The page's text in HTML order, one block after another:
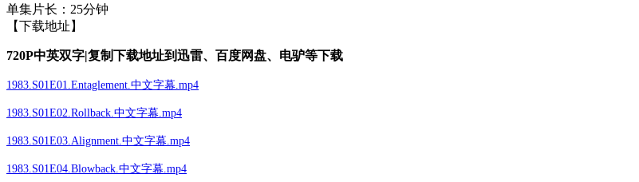
单集片长：25分钟
【下载地址】
720P中英双字|复制下载地址到迅雷、百度网盘、电驴等下载
1983.S01E01.Entaglement.中文字幕.mp4
1983.S01E02.Rollback.中文字幕.mp4
1983.S01E03.Alignment.中文字幕.mp4
1983.S01E04.Blowback.中文字幕.mp4